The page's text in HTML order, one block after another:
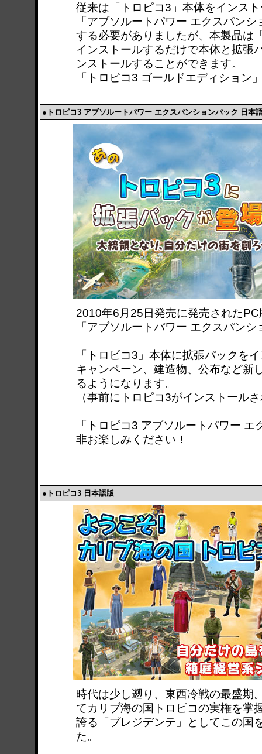
従来は「トロピコ3」本体をインス
「アブソルートパワー エクスパン
する必要がありましたが、本製品は
インストールするだけで本体と拡張
ンストールすることができます。
「トロピコ3 ゴールドエディション
●トロピコ3 アブソルートパワー エクスパンションパック 日本
2010年6月25日発売に発売された
「アブソルートパワー エクスパン
「トロピコ3」本体に拡張パックを
キャンペーン、建造物、公布など新
るようになります。
（事前にトロピコ3がインストール
「トロピコ3 アブソルートパワー
非お楽しみください！
●トロピコ3 日本語版
時代は少し遡り、東西冷戦の最盛期
てカリブ海の国トロピコの実権を掌
誇る「プレジデンテ」としてこの国
た。